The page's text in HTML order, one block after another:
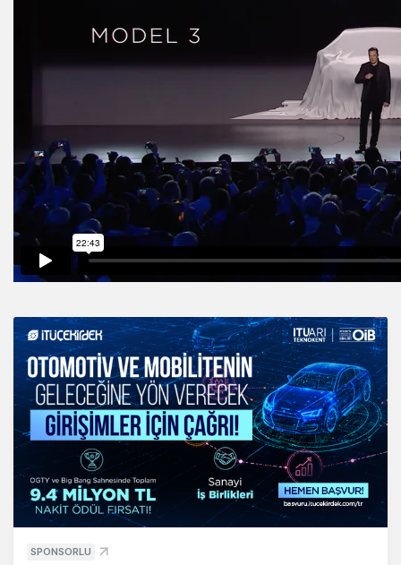
SPONSORLU